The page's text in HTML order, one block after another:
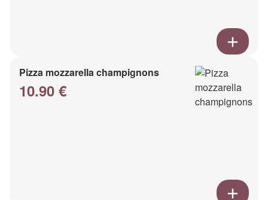
Pizza mozzarella champignons
10.90 €